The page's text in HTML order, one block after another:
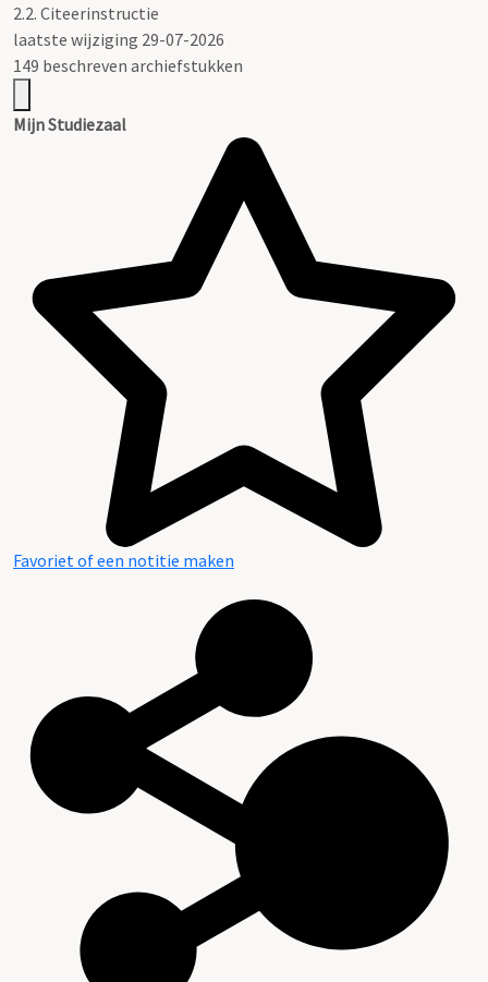
2.2. Citeerinstructie
laatste wijziging 29-07-2026
149 beschreven archiefstukken
Mijn Studiezaal
Favoriet of een notitie maken